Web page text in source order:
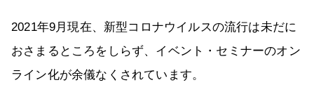
2021年9月現在、新型コロナウイルスの流行は未だに
おさまるところをしらず、イベント・セミナーのオン
ライン化が余儀なくされています。